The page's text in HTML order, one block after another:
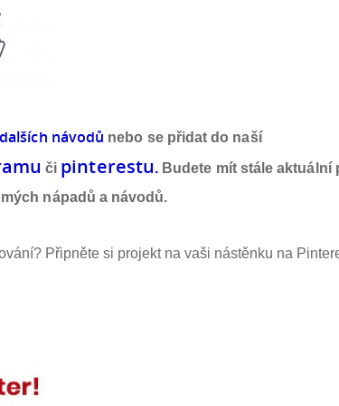
dalších návodů nebo se přidat do naší
u či pinterestu. Budete mít stále
nápadů a návodů.
Připněte si projekt na vaši nástěnku na